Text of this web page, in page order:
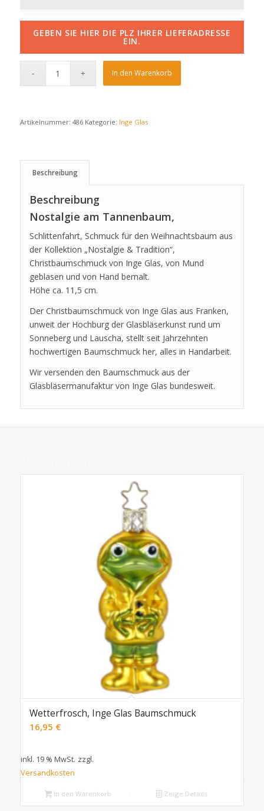
GEBEN SIE HIER DIE PLZ IHRER LIEFERADRESSE
EIN.
In den Warenkorb
Artikelnummer: 486 Kategorie: Inge Glas
Beschreibung
Beschreibung
Nostalgie am Tannenbaum,
Schlittenfahrt, Schmuck für den Weihnachtsbaum aus
der Kollektion „Nostalgie & Tradition“,
Christbaumschmuck von Inge Glas, von Mund
geblasen und von Hand bemalt.
Höhe ca. 11,5 cm.
Der Christbaumschmuck von Inge Glas aus Franken,
unweit der Hochburg der Glasbläserkunst rund um
Sonneberg und Lauscha, stellt seit Jahrzehnten
hochwertigen Baumschmuck her, alles in Handarbeit.
Wir versenden den Baumschmuck aus der
Glasbläsermanufaktur von Inge Glas bundesweit.
Wetterfrosch, Inge Glas Baumschmuck
16,95 €
inkl. 19 % MwSt. zzgl.
Versandkosten
In den Warenkorb Zeige Details